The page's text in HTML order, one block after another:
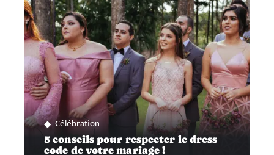
Célébration
5 conseils pour respecter le dress
code de votre mariage !